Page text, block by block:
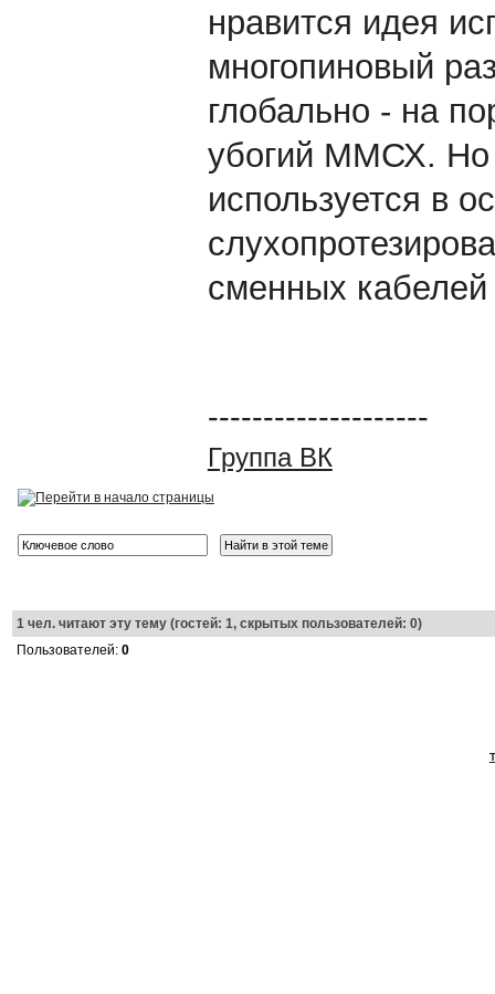
нравится идея
многопиновый
глобально - на
убогий ММСХ. Но
используется в
сменных
--------------------
Группа ВК
1чел. читают эту тему (гостей: 1, скрытых пользователей: 0)
Пользователей: 0